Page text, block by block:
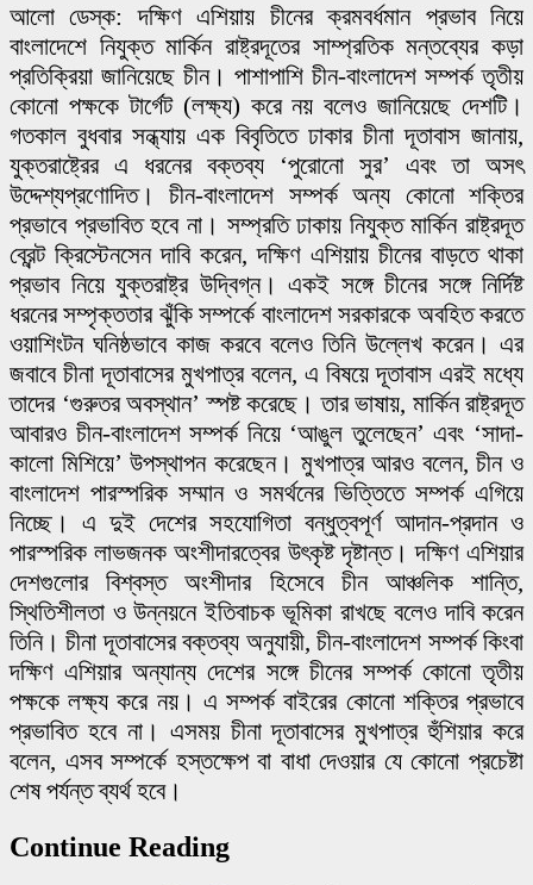
আলো ডেস্ক: দক্ষিণ এশিয়ায় চীনের ক্রমবর্ধমান প্রভাব নিয়ে
বাংলাদেশে নিযুক্ত মার্কিন রাষ্ট্রদূতের সাম্প্রতিক মন্তব্যের কড়া
প্রতিক্রিয়া জানিয়েছে চীন। পাশাপাশি চীন-বাংলাদেশ সম্পর্ক তৃতীয়
কোনো পক্ষকে টার্গেট (লক্ষ্য) করে নয় বলেও জানিয়েছে দেশটি।
গতকাল বুধবার সন্ধ্যায় এক বিবৃতিতে ঢাকার চীনা দূতাবাস জানায়,
যুক্তরাষ্ট্রের এ ধরনের বক্তব্য ‘পুরোনো সুর’ এবং তা অসৎ
উদ্দেশ্যপ্রণোদিত। চীন-বাংলাদেশ সম্পর্ক অন্য কোনো শক্তির
প্রভাবে প্রভাবিত হবে না। সম্প্রতি ঢাকায় নিযুক্ত মার্কিন রাষ্ট্রদূত
ব্রেন্ট ক্রিস্টেনসেন দাবি করেন, দক্ষিণ এশিয়ায় চীনের বাড়তে থাকা
প্রভাব নিয়ে যুক্তরাষ্ট্র উদ্বিগ্ন। একই সঙ্গে চীনের সঙ্গে নির্দিষ্ট
ধরনের সম্পৃক্ততার ঝুঁকি সম্পর্কে বাংলাদেশ সরকারকে অবহিত করতে
ওয়াশিংটন ঘনিষ্ঠভাবে কাজ করবে বলেও তিনি উল্লেখ করেন। এর
জবাবে চীনা দূতাবাসের মুখপাত্র বলেন, এ বিষয়ে দূতাবাস এরই মধ্যে
তাদের ‘গুরুতর অবস্থান’ স্পষ্ট করেছে। তার ভাষায়, মার্কিন রাষ্ট্রদূত
আবারও চীন-বাংলাদেশ সম্পর্ক নিয়ে ‘আঙুল তুলেছেন’ এবং ‘সাদা-
কালো মিশিয়ে’ উপস্থাপন করেছেন। মুখপাত্র আরও বলেন, চীন ও
বাংলাদেশ পারস্পরিক সম্মান ও সমর্থনের ভিত্তিতে সম্পর্ক এগিয়ে
নিচ্ছে। এ দুই দেশের সহযোগিতা বন্ধুত্বপূর্ণ আদান-প্রদান ও
পারস্পরিক লাভজনক অংশীদারত্বের উৎকৃষ্ট দৃষ্টান্ত। দক্ষিণ এশিয়ার
দেশগুলোর বিশ্বস্ত অংশীদার হিসেবে চীন আঞ্চলিক শান্তি,
স্থিতিশীলতা ও উন্নয়নে ইতিবাচক ভূমিকা রাখছে বলেও দাবি করেন
তিনি। চীনা দূতাবাসের বক্তব্য অনুযায়ী, চীন-বাংলাদেশ সম্পর্ক কিংবা
দক্ষিণ এশিয়ার অন্যান্য দেশের সঙ্গে চীনের সম্পর্ক কোনো তৃতীয়
পক্ষকে লক্ষ্য করে নয়। এ সম্পর্ক বাইরের কোনো শক্তির প্রভাবে
প্রভাবিত হবে না। এসময় চীনা দূতাবাসের মুখপাত্র হুঁশিয়ার করে
বলেন, এসব সম্পর্কে হস্তক্ষেপ বা বাধা দেওয়ার যে কোনো প্রচেষ্টা
শেষ পর্যন্ত ব্যর্থ হবে।
Continue Reading